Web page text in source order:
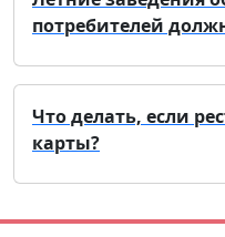
потребителей
Что делать, если
карты?